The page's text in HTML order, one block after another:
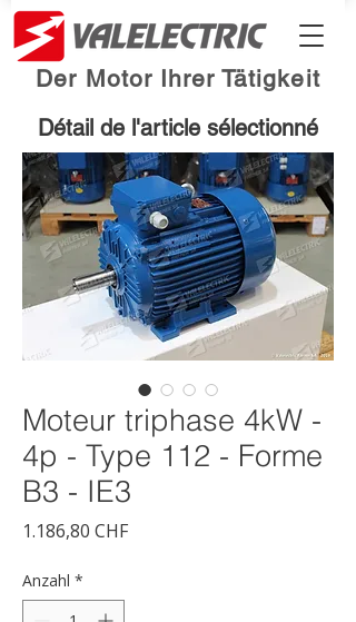
Der Motor Ihrer Tätigkeit
Détail de l'article sélectionné
Moteur triphase 4kW -
4p - Type 112 - Forme
B3 - IE3
1.186,80 CHFPreis
Anzahl *